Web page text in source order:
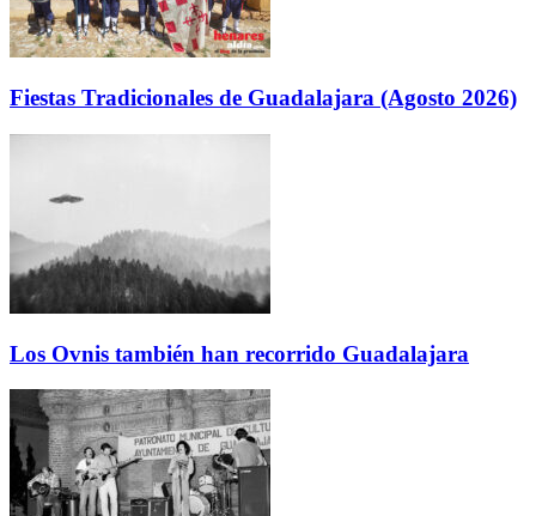
Fiestas Tradicionales de Guadalajara (Agosto 2026)
Los Ovnis también han recorrido Guadalajara